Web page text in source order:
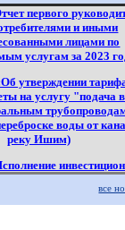
первого
и иными
лицами по
услугам за 2023
утверждении
на услугу "подача
воды от
реку Ишим)
регулируемым
все